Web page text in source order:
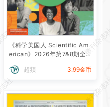
《科学美国人 Scientific Am
erican》2026年第7&8期全
超频
3.99金币
社
微刊杂
社
微刊杂